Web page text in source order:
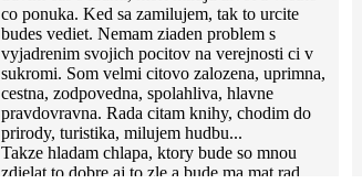
co ponuka. Ked sa zamilujem, tak to urcite
budes vediet. Nemam ziaden problem s
vyjadrenim svojich pocitov na verejnosti ci v
sukromi. Som velmi citovo zalozena, uprimna,
cestna, zodpovedna, spolahliva, hlavne
pravdovravna. Rada citam knihy, chodim do
prirody, turistika, milujem hudbu...
Takze hladam chlapa, ktory bude so mnou
zdielat to dobre aj to zle a bude ma mat rad